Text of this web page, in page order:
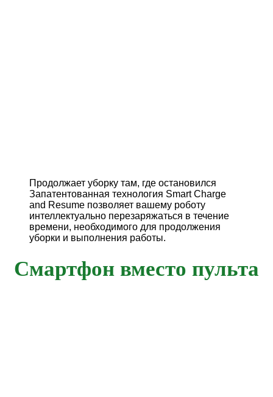
Продолжает уборку там, где остановился
Запатентованная технология Smart Charge
and Resume позволяет вашему роботу
интеллектуально перезаряжаться в течение
времени, необходимого для продолжения
уборки и выполнения работы.
Смартфон вместо пульта